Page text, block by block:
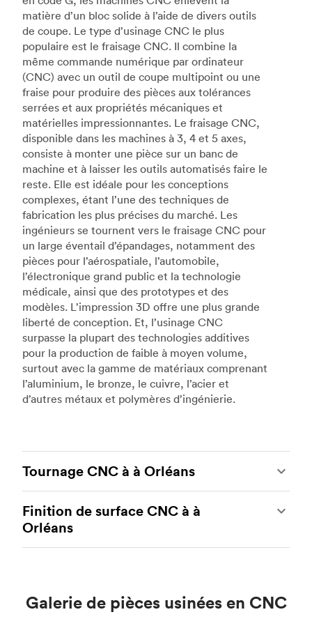
matière d’un bloc solide à l’aide de divers outils
de coupe. Le type d’usinage CNC le plus
populaire est le fraisage CNC. Il combine la
même commande numérique par ordinateur
(CNC) avec un outil de coupe multipoint ou une
fraise pour produire des pièces aux tolérances
serrées et aux propriétés mécaniques et
matérielles impressionnantes. Le fraisage CNC,
disponible dans les machines à 3, 4 et 5 axes,
consiste à monter une pièce sur un banc de
machine et à laisser les outils automatisés faire le
reste. Elle est idéale pour les conceptions
complexes, étant l’une des techniques de
fabrication les plus précises du marché. Les
ingénieurs se tournent vers le fraisage CNC pour
un large éventail d’épandages, notamment des
pièces pour l’aérospatiale, l’automobile,
l’électronique grand public et la technologie
médicale, ainsi que des prototypes et des
modèles. L’impression 3D offre une plus grande
liberté de conception. Et, l’usinage CNC
surpasse la plupart des technologies additives
pour la production de faible à moyen volume,
surtout avec la gamme de matériaux comprenant
l’aluminium, le bronze, le cuivre, l’acier et
d’autres métaux et polymères d’ingénierie.
Tournage CNC à à Orléans
d’usinage CNC, qui utilise des tours et des
centres de tournage de pointe pour produire des
pièces métalliques et plastiques personnalisées
aux géométries plus simples. L’outillage en direct
Finition de surface CNC à à
Orléans
élevés. Le seul inconvénient potentiel est que les
Galerie de pièces usinées en CNC